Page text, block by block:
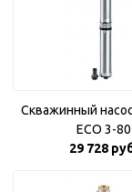
Скважинный
ECO 3-80
29 728